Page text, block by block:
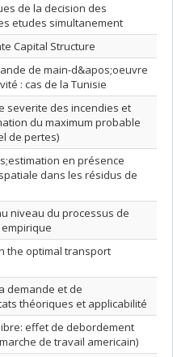
de la decision des
etudes simultanement
Capital Structure
de main-d&apos;oeuvre
: cas de la Tunisie
severite des incendies et
du maximum probable
de pertes)
en présence
dans les résidus de
niveau du processus de
the optimal transport
demande et de
théoriques et applicabilité
effet de debordement
de travail americain)